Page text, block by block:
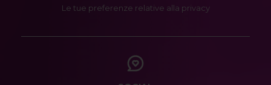
Le tue preferenze relative alla privacy